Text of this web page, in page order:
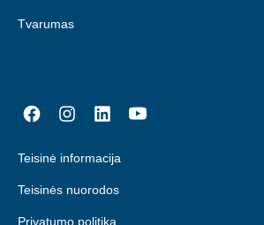
Tvarumas
Teisinė informacija
Teisinės nuorodos
Privatumo politika